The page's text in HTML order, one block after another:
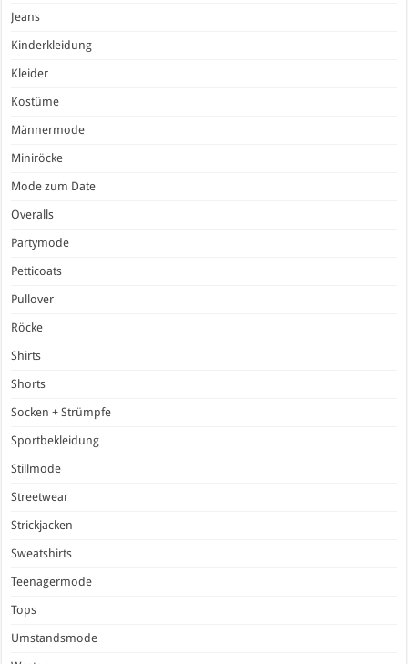
Jeans
Kinderkleidung
Kleider
Kostüme
Männermode
Miniröcke
Mode zum Date
Overalls
Partymode
Petticoats
Pullover
Röcke
Shirts
Shorts
Socken + Strümpfe
Sportbekleidung
Stillmode
Streetwear
Strickjacken
Sweatshirts
Teenagermode
Tops
Umstandsmode